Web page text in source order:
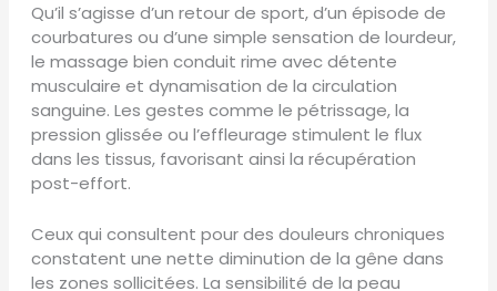
Qu’il s’agisse d’un retour de sport, d’un épisode de
courbatures ou d’une simple sensation de lourdeur,
le massage bien conduit rime avec détente
musculaire et dynamisation de la circulation
sanguine. Les gestes comme le pétrissage, la
pression glissée ou l’effleurage stimulent le flux
dans les tissus, favorisant ainsi la récupération
post-effort.
Ceux qui consultent pour des douleurs chroniques
constatent une nette diminution de la gêne dans
les zones sollicitées. La sensibilité de la peau